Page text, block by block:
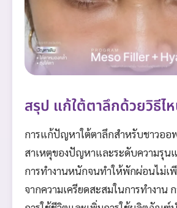
สรุป แก้ใต้ตาลึกด้วยวิธีไ
การแก้ปัญหาใต้ตาลึกสำหรับชาวอ
สาเหตุของปัญหาและระดับความรุน
การทำงานหนักจนทำให้พักผ่อนไม่เ
จากความเครียดสะสมในการทำงาน